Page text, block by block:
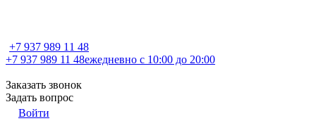
+7 937 989 11 48
+7 937 989 11 48ежедневно с 10:00 до 20:00
Заказать звонок
Задать вопрос
Войти